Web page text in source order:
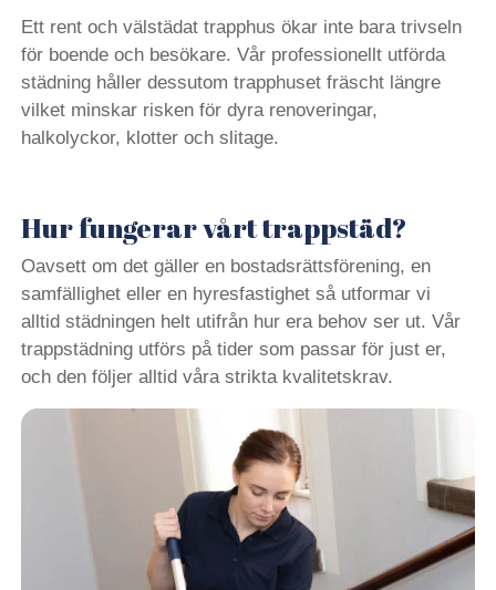
Ett rent och välstädat trapphus ökar inte bara trivseln
för boende och besökare. Vår professionellt utförda
städning håller dessutom trapphuset fräscht längre
vilket minskar risken för dyra renoveringar,
halkolyckor, klotter och slitage.
Hur fungerar vårt trappstäd?
Oavsett om det gäller en bostadsrättsförening, en
samfällighet eller en hyresfastighet så utformar vi
alltid städningen helt utifrån hur era behov ser ut. Vår
trappstädning utförs på tider som passar för just er,
och den följer alltid våra strikta kvalitetskrav.